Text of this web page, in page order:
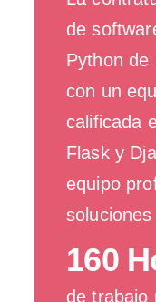
de
Python de
con un
calificada
Flask y
equipo
160
de trabajo